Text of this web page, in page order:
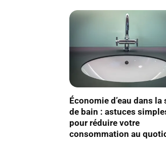
Économie d’eau dans la
de bain : astuces
pour réduire votre
consommation au